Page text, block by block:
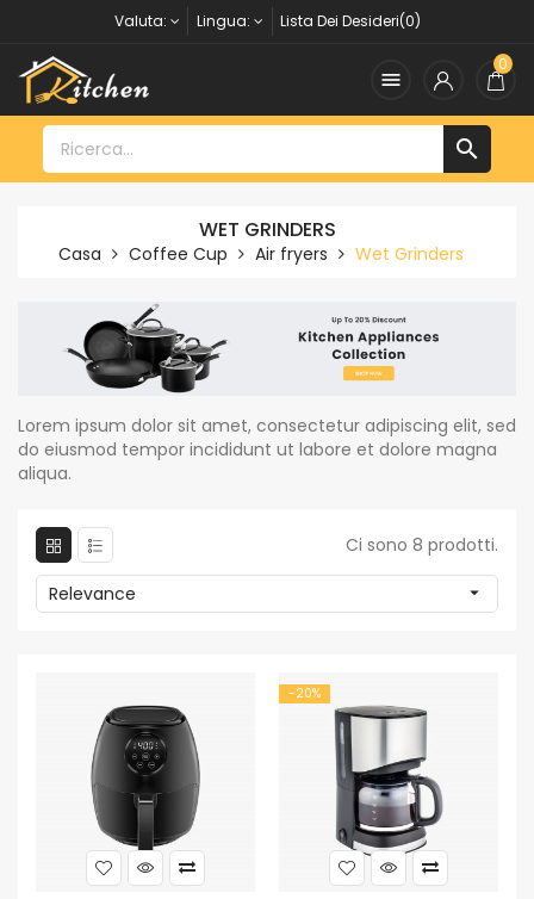
Valuta: Lingua: Lista Dei Desideri(0)

0

WET GRINDERS
Casa Coffee Cup Air fryers Wet Grinders
Lorem ipsum dolor sit amet, consectetur adipiscing elit, sed
do eiusmod tempor incididunt ut labore et dolore magna
aliqua.
Ci sono 8 prodotti.
Relevance 
-20%